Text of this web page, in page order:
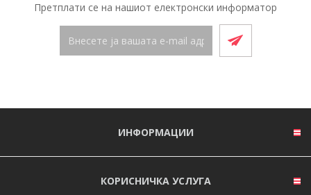
Претплати се на нашиот електронски информатор
ИНФОРМАЦИИ
КОРИСНИЧКА УСЛУГА